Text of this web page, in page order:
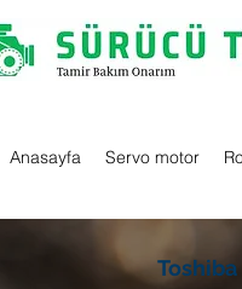
Anasayfa Servo motor